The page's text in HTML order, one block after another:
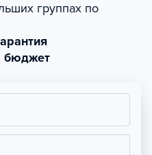
группах по
бюджет